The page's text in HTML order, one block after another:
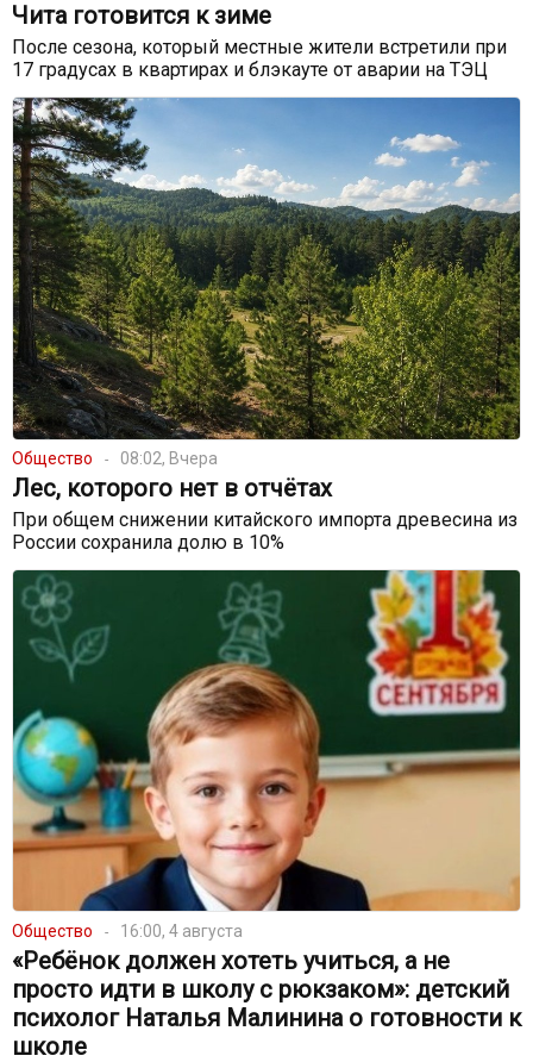
Чита готовится к зиме
После сезона, который местные жители встретили при
17 градусах в квартирах и блэкауте от аварии на ТЭЦ
Общество 08:02, Вчера
Лес, которого нет в отчётах
При общем снижении китайского импорта древесина из
России сохранила долю в 10%
Общество 16:00, 4 августа
«Ребёнок должен хотеть учиться, а не
просто идти в школу с рюкзаком»: детский
психолог Наталья Малинина о готовности к
школе